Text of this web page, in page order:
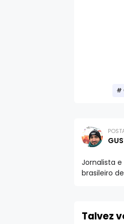
Jornalista
brasileiro
Talvez